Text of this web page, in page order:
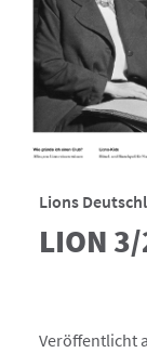
Lions
LION
Veröffentlicht